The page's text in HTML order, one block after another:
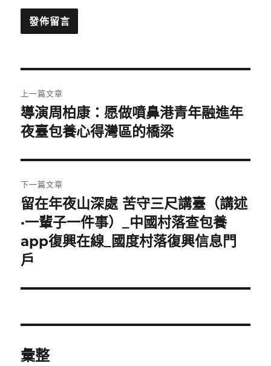
章
導
覽
上一篇文章
上
一
文
章:
導演周柏康：愿做噴鼻港青年融進年
夜臺包養心得灣區的橋梁
下一篇文章
下
一
篇
文
章:
留在年夜山深處 苦守三尺講臺（講述
·一輩子一件事）_中國村落查包養
app復興在線_國度村落復興信息門
戶
彙整